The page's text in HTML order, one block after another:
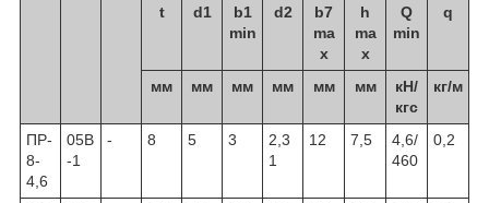
t d1
b1
min
d2
b7
ma
x
h
ma
x
Q
min
q
мм мм мм мм мм мм
кН/
кгс
кг/м
ПР-
8-
4,6
05В
-1
- 8 5 3
2,3
1
12 7,5
4,6/
460
0,2